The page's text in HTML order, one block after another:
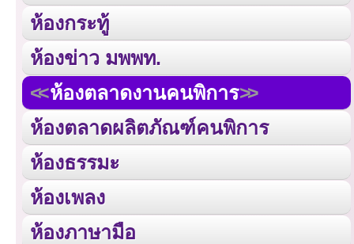
ห้องกระทู้
ห้องข่าว มพพท.
ห้องตลาดงานคนพิการ
ห้องตลาดผลิตภัณฑ์คนพิการ
ห้องธรรมะ
ห้องเพลง
ห้องภาษามือ